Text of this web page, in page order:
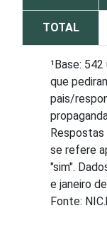
TOTAL
¹Base:
que
pais/
Respostas
se refere
"sim".
e janeiro
Fonte: